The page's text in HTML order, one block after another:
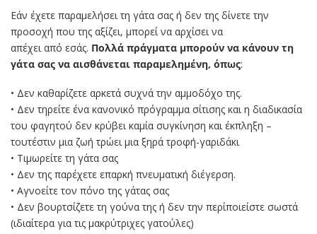
Εάν έχετε παραμελήσει τη γάτα σας ή δεν της δίνετε την
προσοχή που της αξίζει, μπορεί να αρχίσει να
απέχει από εσάς. Πολλά πράγματα μπορούν να κάνουν τη
γάτα σας να αισθάνεται παραμελημένη, όπως:
• Δεν καθαρίζετε αρκετά συχνά την αμμοδόχο της.
• Δεν τηρείτε ένα κανονικό πρόγραμμα σίτισης και η διαδικασία
του φαγητού δεν κρύβει καμία συγκίνηση και έκπληξη –
τουτέστιν μια ζωή τρώει μια ξηρά τροφή-γαριδάκι
• Τιμωρείτε τη γάτα σας
• Δεν της παρέχετε επαρκή πνευματική διέγερση.
• Αγνοείτε τον πόνο της γάτας σας
• Δεν βουρτσίζετε τη γούνα της ή δεν την περίποιείστε σωστά
(ιδιαίτερα για τις μακρύτριχες γατούλες)